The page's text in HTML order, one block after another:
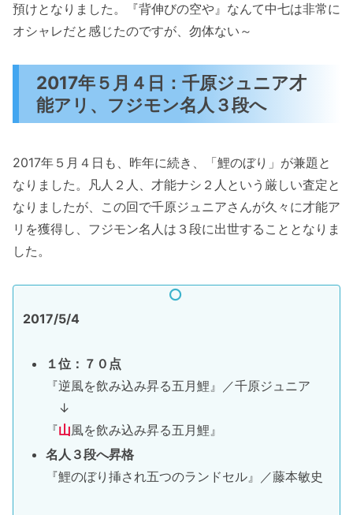
預けとなりました。『背伸びの空や』なんて中七は非常に
オシャレだと感じたのですが、勿体ない～
2017年５月４日：千原ジュニア才
能アリ、フジモン名人３段へ
2017年５月４日も、昨年に続き、「鯉のぼり」が兼題と
なりました。凡人２人、才能ナシ２人という厳しい査定と
なりましたが、この回で千原ジュニアさんが久々に才能ア
リを獲得し、フジモン名人は３段に出世することとなりま
した。
2017/5/4
１位：７０点
『逆風を飲み込み昇る五月鯉』／千原ジュニア
↓
『山風を飲み込み昇る五月鯉』
名人３段へ昇格
『鯉のぼり挿され五つのランドセル』／藤本敏史